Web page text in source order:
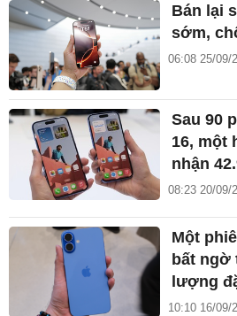
Bán lại
sớm,
06:08 25/09/
Sau 90
16, một
nhận
08:23 20/09/
Một
bất ngờ
lượng
10:10 16/09/